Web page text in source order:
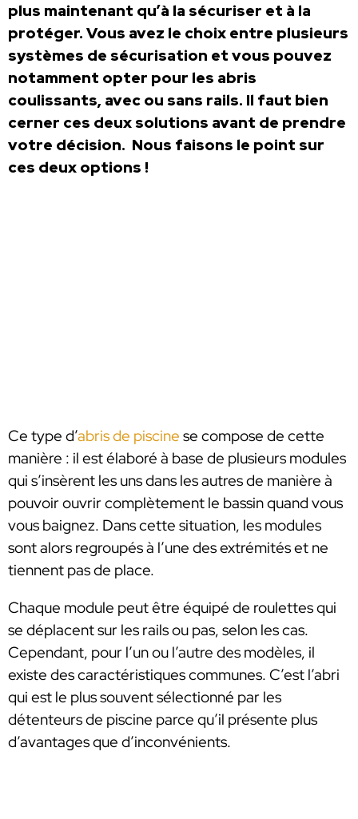
plus maintenant qu’à la sécuriser et à la
protéger. Vous avez le choix entre plusieurs
systèmes de sécurisation et vous pouvez
notamment opter pour les abris
coulissants, avec ou sans rails. Il faut bien
cerner ces deux solutions avant de prendre
votre décision. Nous faisons le point sur
ces deux options !
Ce type d’abris de piscine se compose de cette
manière : il est élaboré à base de plusieurs modules
qui s’insèrent les uns dans les autres de manière à
pouvoir ouvrir complètement le bassin quand vous
vous baignez. Dans cette situation, les modules
sont alors regroupés à l’une des extrémités et ne
tiennent pas de place.
Chaque module peut être équipé de roulettes qui
se déplacent sur les rails ou pas, selon les cas.
Cependant, pour l’un ou l’autre des modèles, il
existe des caractéristiques communes. C’est l’abri
qui est le plus souvent sélectionné par les
détenteurs de piscine parce qu’il présente plus
d’avantages que d’inconvénients.